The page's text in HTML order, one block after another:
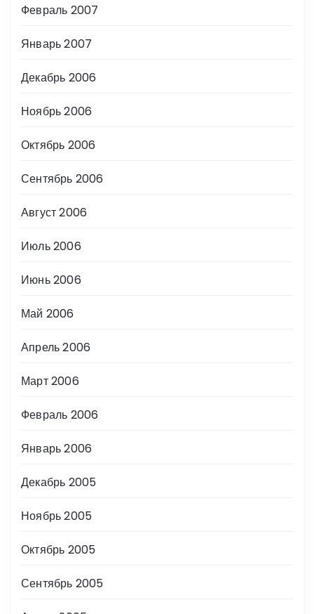
Февраль 2007
Январь 2007
Декабрь 2006
Ноябрь 2006
Октябрь 2006
Сентябрь 2006
Август 2006
Июль 2006
Июнь 2006
Май 2006
Апрель 2006
Март 2006
Февраль 2006
Январь 2006
Декабрь 2005
Ноябрь 2005
Октябрь 2005
Сентябрь 2005